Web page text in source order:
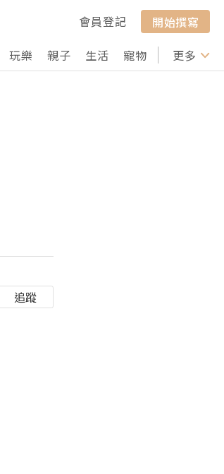
會員登記
開始撰寫
玩樂 親子 生活 寵物 行山 打卡
更多
追蹤